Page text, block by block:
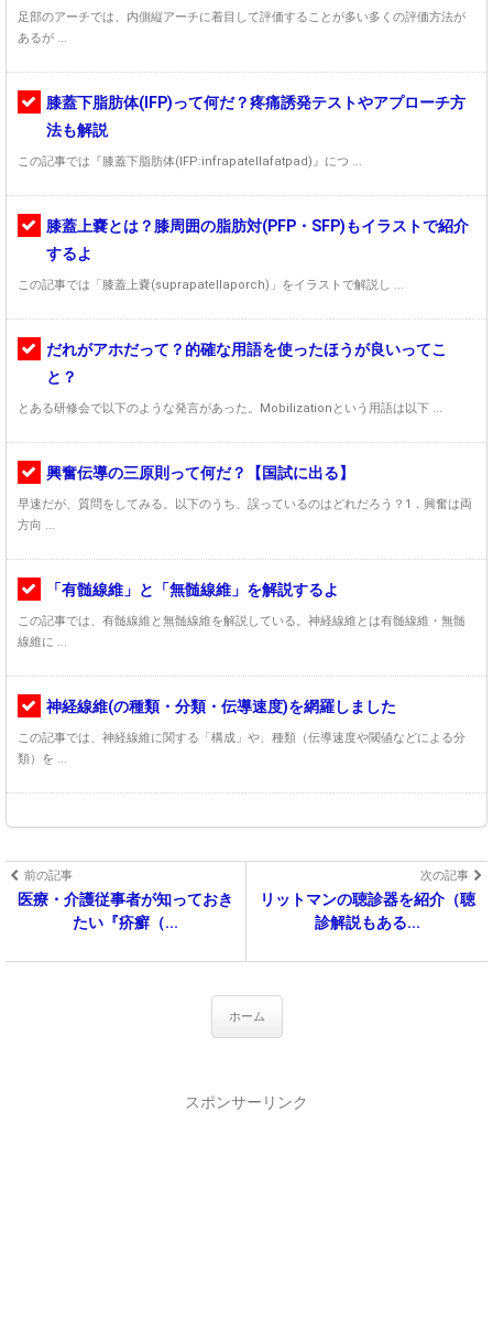
足部のアーチでは、内側縦アーチに着目して評価することが多い多くの評価方法が
あるが ...
膝蓋下脂肪体(IFP)って何だ？疼痛誘発テストやアプローチ方
法も解説
この記事では『膝蓋下脂肪体(IFP:infrapatellafatpad)』につ ...
膝蓋上嚢とは？膝周囲の脂肪対(PFP・SFP)もイラストで紹介
するよ
この記事では「膝蓋上嚢(suprapatellaporch)」をイラストで解説し ...
だれがアホだって？的確な用語を使ったほうが良いってこ
と？
とある研修会で以下のような発言があった。Mobilizationという用語は以下 ...
興奮伝導の三原則って何だ？【国試に出る】
早速だが、質問をしてみる。以下のうち、誤っているのはどれだろう？1．興奮は両
方向 ...
「有髄線維」と「無髄線維」を解説するよ
この記事では、有髄線維と無髄線維を解説している。神経線維とは有髄線維・無髄
線維に ...
神経線維(の種類・分類・伝導速度)を網羅しました
この記事では、神経線維に関する「構成」や、種類（伝導速度や閾値などによる分
類）を ...
前の記事
医療・介護従事者が知っておき
たい『疥癬（...
次の記事
リットマンの聴診器を紹介（聴
診解説もある...
ホーム
スポンサーリンク